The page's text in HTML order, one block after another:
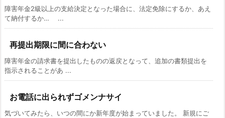
障害年金2級以上の支給決定となった場合に、法定免除にするか、あえ
て納付するか… ...
再提出期限に間に合わない
障害年金の請求書を提出したものの返戻となって、追加の書類提出を
指示されることがあ ...
お電話に出られずゴメンナサイ
気づいてみたら、いつの間にか新年度が始まっていました。 新規にご